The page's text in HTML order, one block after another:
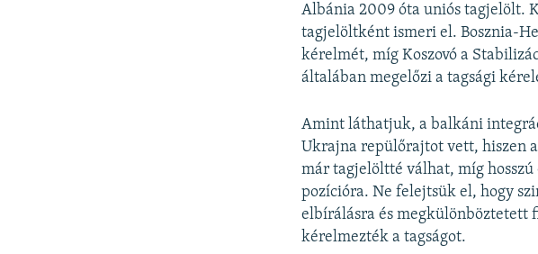
Albánia 2009 óta uniós tagjelölt.
tagjelöltként ismeri el. Bosznia-
kérelmét, míg Koszovó a
általában megelőzi a tagsági
Amint láthatjuk, a balkáni
Ukrajna repülőrajtot vett, hiszen
már tagjelöltté válhat, míg
pozícióra. Ne felejtsük el, hogy
elbírálásra és megkülönböztetett
kérelmezték a tagságot.